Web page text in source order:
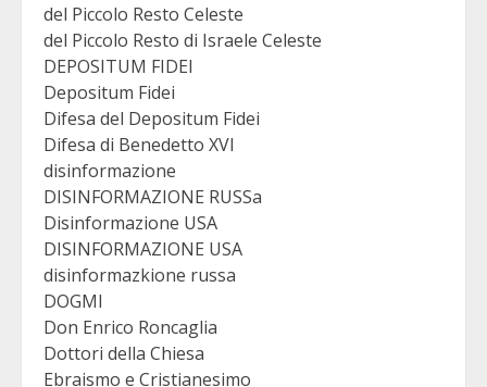
del Piccolo Resto Celeste
del Piccolo Resto di Israele Celeste
DEPOSITUM FIDEI
Depositum Fidei
Difesa del Depositum Fidei
Difesa di Benedetto XVI
disinformazione
DISINFORMAZIONE RUSSa
Disinformazione USA
DISINFORMAZIONE USA
disinformazkione russa
DOGMI
Don Enrico Roncaglia
Dottori della Chiesa
Ebraismo e Cristianesimo